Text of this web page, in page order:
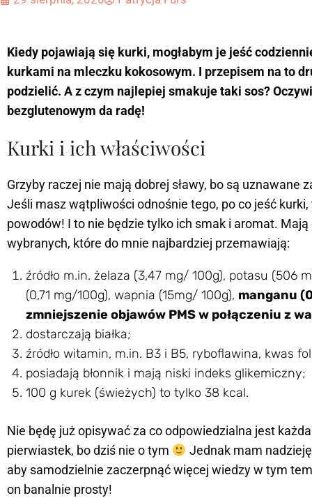
Kiedy pojawiają się kurki, mogłabym je jeść
kurkami na mleczku kokosowym. I przepisem na to
podzielić. A z czym najlepiej smakuje taki sos?
bezglutenowym da radę!
Kurki i ich właściwości
Grzyby raczej nie mają dobrej sławy, bo są
Jeśli masz wątpliwości odnośnie tego, po co jeść
powodów! I to nie będzie tylko ich smak i aromat.
wybranych, które do mnie najbardziej przemawiają:
źródło m.in. żelaza (3,47 mg/ 100g), potasu (506
(0,71 mg/100g), wapnia (15mg/ 100g), manganu
zmniejszenie objawów PMS w połączeniu z
dostarczają białka;
źródło witamin, m.in. B3 i B5, ryboflawina, kwas
posiadają błonnik i mają niski indeks glikemiczny;
100 g kurek (świeżych) to tylko 38 kcal.
Nie będę już opisywać za co odpowiedzialna jest
pierwiastek, bo dziś nie o tym
Jednak mam
aby samodzielnie zaczerpnąć więcej wiedzy w tym
on banalnie prosty!